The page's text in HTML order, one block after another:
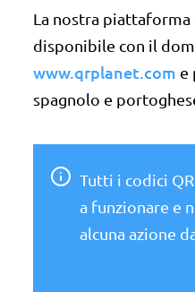
La nostra piattaforma
disponibile con il
www.qrplanet.com e
spagnolo e
Tutti i codici
a funzionare e
alcuna azione